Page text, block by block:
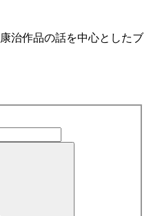
治作品の話を中心としたブ